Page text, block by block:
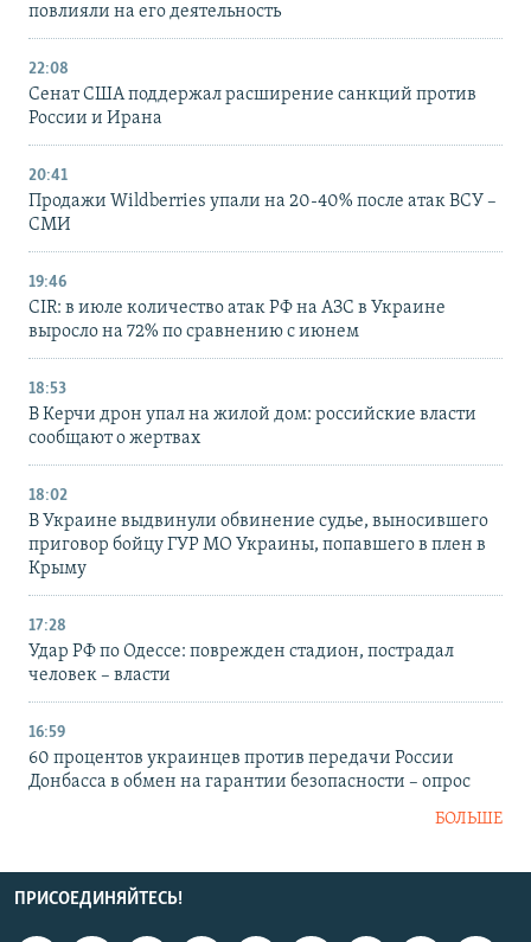
повлияли на его деятельность
22:08
Сенат США поддержал расширение санкций против
России и Ирана
20:41
Продажи Wildberries упали на 20-40% после атак ВСУ –
СМИ
19:46
CIR: в июле количество атак РФ на АЗС в Украине
выросло на 72% по сравнению с июнем
18:53
В Керчи дрон упал на жилой дом: российские власти
сообщают о жертвах
18:02
В Украине выдвинули обвинение судье, выносившего
приговор бойцу ГУР МО Украины, попавшего в плен в
Крыму
17:28
Удар РФ по Одессе: поврежден стадион, пострадал
человек – власти
16:59
60 процентов украинцев против передачи России
Донбасса в обмен на гарантии безопасности – опрос
БОЛЬШЕ
ПРИСОЕДИНЯЙТЕСЬ!